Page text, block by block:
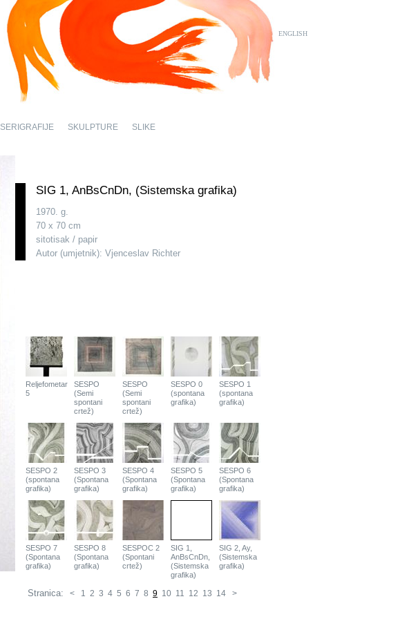
ENGLISH
SERIGRAFIJE SKULPTURE
SLIKE
SIG 1, AnBsCnDn, (Sistemska grafika)
1970. g.
70 x 70 cm
sitotisak / papir
Autor (umjetnik): Vjenceslav Richter
Reljefometar
5
SESPO
(Semi
spontani
crtež)
SESPO
(Semi
spontani
crtež)
SESPO 0
(spontana
grafika)
SESPO 1
(spontana
grafika)
SESPO 2
(spontana
grafika)
SESPO 3
(Spontana
grafika)
SESPO 4
(Spontana
grafika)
SESPO 5
(Spontana
grafika)
SESPO 6
(Spontana
grafika)
SESPO 7
(Spontana
grafika)
SESPO 8
(Spontana
grafika)
SESPOC 2
(Spontani
crtež)
SIG 1,
AnBsCnDn,
(Sistemska
grafika)
SIG 2, Ay,
(Sistemska
grafika)
Stranica: < 1 2 3 4 5 6 7 8 9 10 11 12 13 14 >